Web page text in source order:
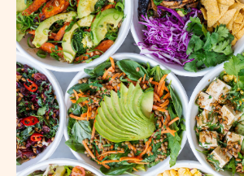
Opptakskrav og priser
English
Søk i dag